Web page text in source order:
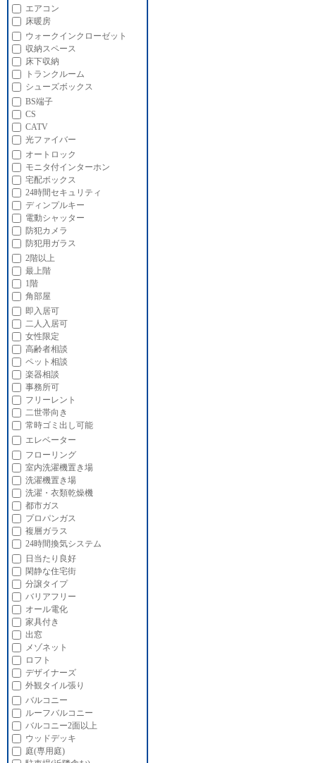
エアコン
床暖房
ウォークインクローゼット
収納スペース
床下収納
トランクルーム
シューズボックス
BS端子
CS
CATV
光ファイバー
オートロック
モニタ付インターホン
宅配ボックス
24時間セキュリティ
ディンプルキー
電動シャッター
防犯カメラ
防犯用ガラス
2階以上
最上階
1階
角部屋
即入居可
二人入居可
女性限定
高齢者相談
ペット相談
楽器相談
事務所可
フリーレント
二世帯向き
常時ゴミ出し可能
エレベーター
フローリング
室内洗濯機置き場
洗濯機置き場
洗濯・衣類乾燥機
都市ガス
プロパンガス
複層ガラス
24時間換気システム
日当たり良好
閑静な住宅街
分譲タイプ
バリアフリー
オール電化
家具付き
出窓
メゾネット
ロフト
デザイナーズ
外観タイル張り
バルコニー
ルーフバルコニー
バルコニー2面以上
ウッドデッキ
庭(専用庭)